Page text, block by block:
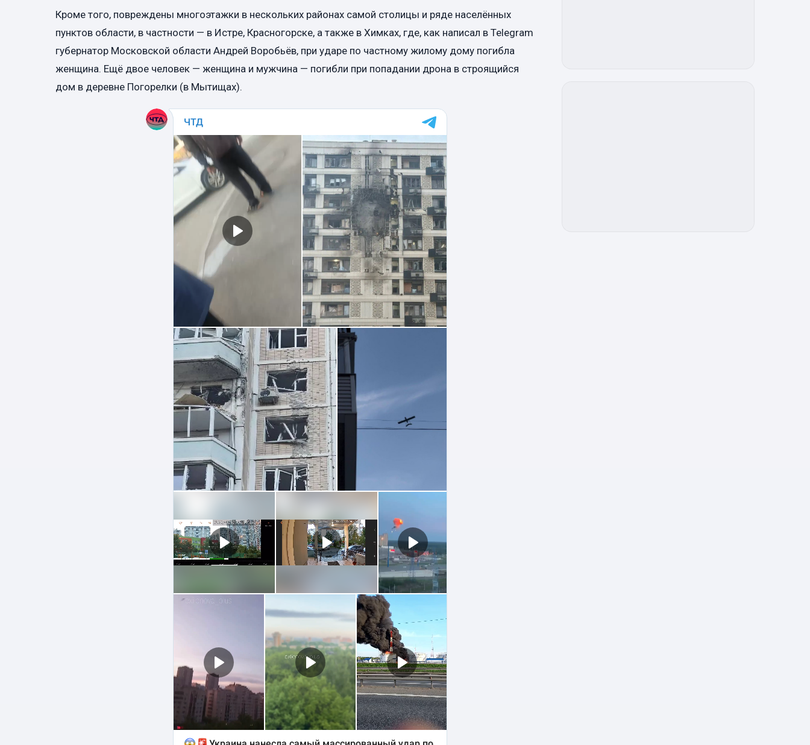
Кроме того, повреждены многоэтажки в нескольких районах самой столицы и ряде населённых
пунктов области, в частности — в Истре, Красногорске, а также в Химках, где, как написал в Telegram
губернатор Московской области Андрей Воробьёв, при ударе по частному жилому дому погибла
женщина. Ещё двое человек — женщина и мужчина — погибли при попадании дрона в строящийся
дом в деревне Погорелки (в Мытищах).